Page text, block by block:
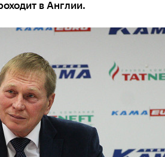
в Англии.